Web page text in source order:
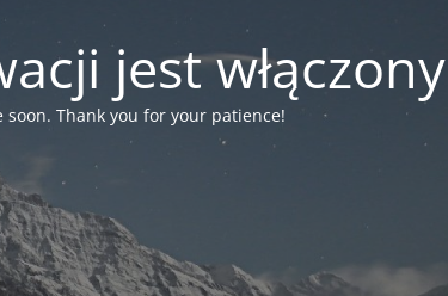
jest włączony
Thank you for your patience!